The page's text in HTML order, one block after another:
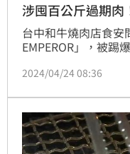
涉囤百公斤過期肉
台中和牛燒肉店食安
EMPEROR」，被踢
日本進口和牛肉的燒
往稽查，將高達上百
犯罪的部分，後續衛
辦。（記者游承霖／
2024/04/24 08:36